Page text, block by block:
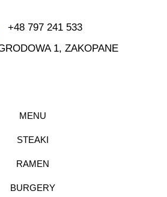
+48 797 241 533
1, ZAKOPANE
MENU
STEAKI
RAMEN
BURGERY